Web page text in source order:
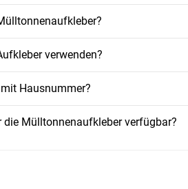
verwenden?
Hausnummer?
Mülltonnenaufkleber verfügbar?